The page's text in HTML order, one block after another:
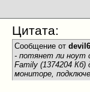
Цитата:
Сообщение от
- потянет ли ноут
Family (1374204
мониторе,